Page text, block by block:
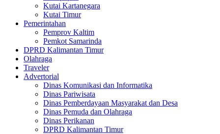
Kutai Kartanegara
Kutai Timur
Pemerintahan
Pemprov Kaltim
Pemkot Samarinda
DPRD Kalimantan Timur
Olahraga
Traveler
Advertorial
Dinas Komunikasi dan Informatika
Dinas Pariwisata
Dinas Pemberdayaan Masyarakat dan Desa
Dinas Pemuda dan Olahraga
Dinas Perikanan
DPRD Kalimantan Timur